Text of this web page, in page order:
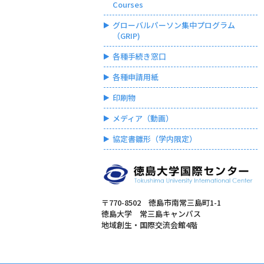
Courses
グローバルパーソン集中プログラム
（GRIP)
各種手続き窓口
各種申請用紙
印刷物
メディア（動画）
協定書雛形（学内限定）
〒770-8502 徳島市南常三島町1-1
徳島大学 常三島キャンパス
地域創生・国際交流会館4階